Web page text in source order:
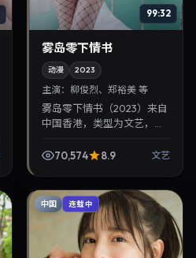
99:32
雾岛零下情书
动漫 2023
主演：柳俊烈、郑裕美 等
雾岛零下情书（2023）来自
中国香港，类型为文艺，曹
等参与演出。2023年9月13
70,574 8.9 文艺
中国 连载中